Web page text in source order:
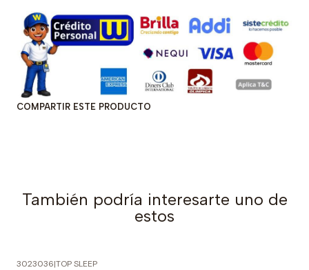
COMPARTIR ESTE PRODUCTO
También podría interesarte uno de
estos
3023036|TOP SLEEP